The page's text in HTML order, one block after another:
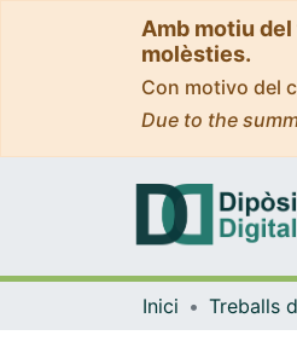
Amb motiu
molèsties.
Con motivo del
Due to the
Inici Treballs